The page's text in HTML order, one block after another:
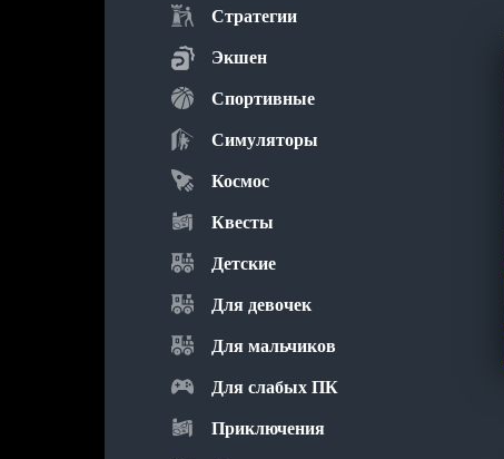
Стратегии
Экшен
Спортивные
Симуляторы
Космос
Квесты
Детские
Для девочек
Для мальчиков
Для слабых ПК
Приключения